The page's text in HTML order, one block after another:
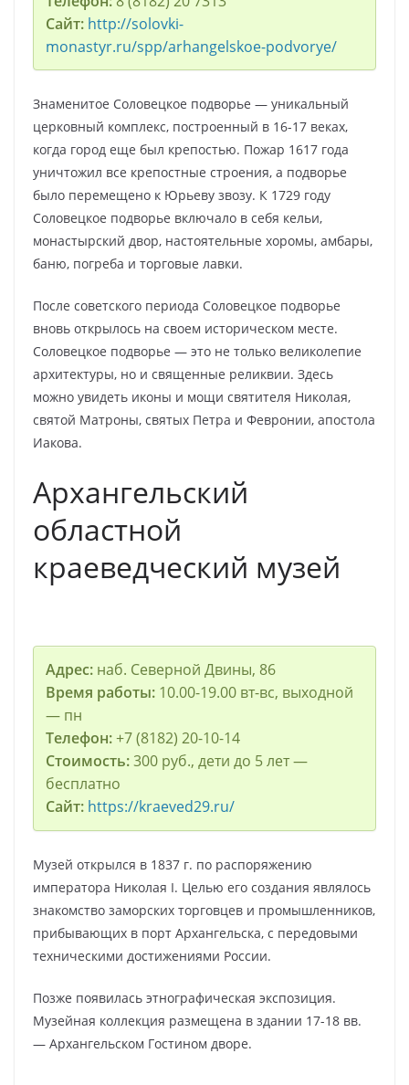
Сайт: http://solovki-
monastyr.ru/spp/arhangelskoe-podvorye/
Знаменитое Соловецкое подворье — уникальный
церковный комплекс, построенный в 16-17 веках,
когда город еще был крепостью. Пожар 1617 года
уничтожил все крепостные строения, а подворье
было перемещено к Юрьеву звозу. К 1729 году
Соловецкое подворье включало в себя кельи,
монастырский двор, настоятельные хоромы, амбары,
баню, погреба и торговые лавки.
После советского периода Соловецкое подворье
вновь открылось на своем историческом месте.
Соловецкое подворье — это не только великолепие
архитектуры, но и священные реликвии. Здесь
можно увидеть иконы и мощи святителя Николая,
святой Матроны, святых Петра и Февронии, апостола
Иакова.
Архангельский
областной
краеведческий музей
Адрес:наб. Северной Двины, 86
Время работы:10.00-19.00 вт-вс, выходной
— пн
Телефон:+7 (8182) 20-10-14
Стоимость:300 руб., дети до 5 лет —
бесплатно
Сайт: https://kraeved29.ru/
Музей открылся в 1837 г. по распоряжению
императора Николая I. Целью его создания являлось
знакомство заморских торговцев и промышленников,
прибывающих в порт Архангельска, с передовыми
техническими достижениями России.
Позже появилась этнографическая экспозиция.
Музейная коллекция размещена в здании 17-18 вв.
— Архангельском Гостином дворе.